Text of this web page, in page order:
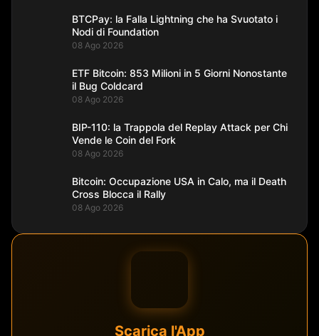
BTCPay: la Falla Lightning che ha Svuotato i
Nodi di Foundation
08 Ago 2026
ETF Bitcoin: 853 Milioni in 5 Giorni Nonostante
il Bug Coldcard
08 Ago 2026
BIP-110: la Trappola del Replay Attack per Chi
Vende le Coin del Fork
08 Ago 2026
Bitcoin: Occupazione USA in Calo, ma il Death
Cross Blocca il Rally
08 Ago 2026
Scarica l'App